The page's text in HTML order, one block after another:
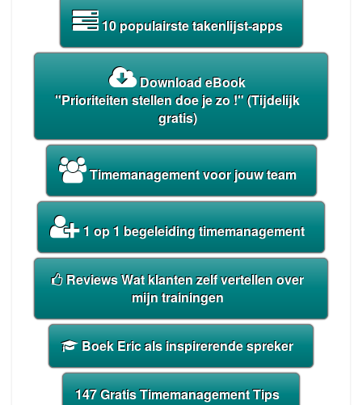
10 populairste takenlijst-apps
Download eBook
"Prioriteiten stellen doe je zo !"(Tijdelijk
gratis)
Timemanagement voor jouw team
1 op 1 begeleiding timemanagement
Reviews Wat klanten zelf vertellen over
mijn trainingen
Boek Eric als inspirerende spreker
147 Gratis Timemanagement Tips